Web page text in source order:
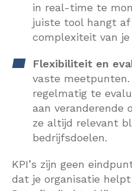
in real-time te
juiste tool hangt af
complexiteit van je
Flexibiliteit en
vaste
regelmatig te
aan veranderende
ze altijd relevant
bedrijfsdoelen.
KPI’s zijn geen
dat je organisatie